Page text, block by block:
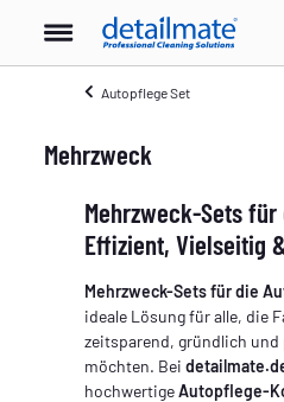
Autopflege Set
Mehrzweck
Mehrzweck-Sets
Effizient, Vielseitig
Mehrzweck-Sets für die
ideale Lösung für alle, die
zeitsparend, gründlich
möchten. Bei
hochwertigeAutopflege-